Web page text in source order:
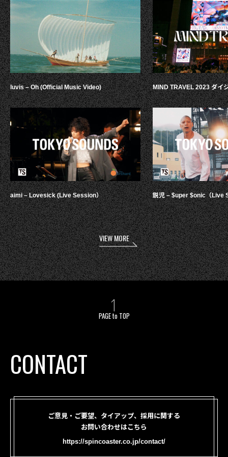
luvis – Oh (Official Music Video)
aimi – Lovesick (Live Session）
MIND TRAVEL 2023 ダイ
鋭児 – $uper $onic（Live
VIEW MORE
PAGE to TOP
CONTACT
ご意見・ご要望、タイアップ、採用に関する
お問い合わせはこちら
https://spincoaster.co.jp/contact/